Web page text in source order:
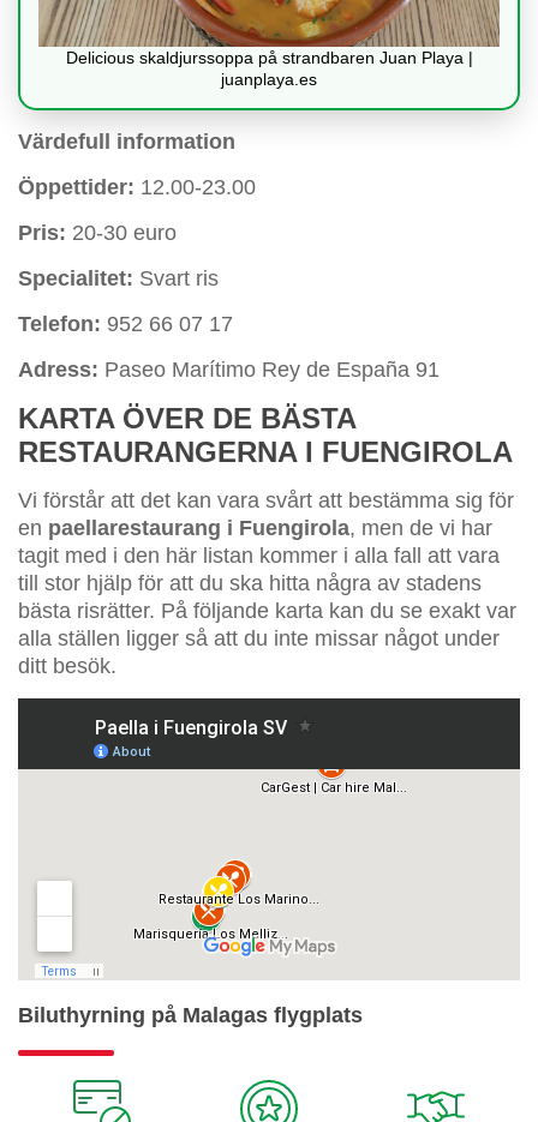
Delicious skaldjurssoppa på strandbaren Juan Playa |
juanplaya.es
Värdefull information
Öppettider: 12.00-23.00
Pris: 20-30 euro
Specialitet: Svart ris
Telefon: 952 66 07 17
Adress: Paseo Marítimo Rey de España 91
KARTA ÖVER DE BÄSTA
RESTAURANGERNA I FUENGIROLA
Vi förstår att det kan vara svårt att bestämma sig för
en paellarestaurang i Fuengirola, men de vi har
tagit med i den här listan kommer i alla fall att vara
till stor hjälp för att du ska hitta några av stadens
bästa risrätter. På följande karta kan du se exakt var
alla ställen ligger så att du inte missar något under
ditt besök.
Biluthyrning på Malagas flygplats